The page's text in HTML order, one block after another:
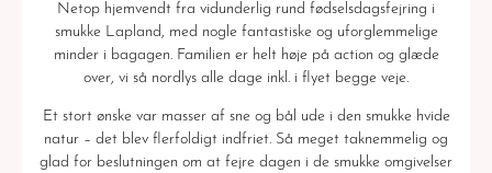
Netop hjemvendt fra vidunderlig rund fødselsdagsfejring i
smukke Lapland, med nogle fantastiske og uforglemmelige
minder i bagagen. Familien er helt høje på action og glæde
over, vi så nordlys alle dage inkl. i flyet begge veje.
Et stort ønske var masser af sne og bål ude i den smukke hvide
natur – det blev flerfoldigt indfriet. Så meget taknemmelig og
glad for beslutningen om at fejre dagen i de smukke omgivelser